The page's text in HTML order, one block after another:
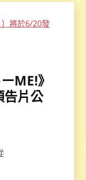
ME!》
告片公